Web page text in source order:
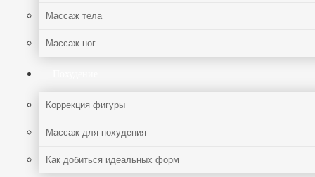
Массаж тела
Массаж ног
Коррекция фигуры
Массаж для похудения
Как добиться идеальных форм